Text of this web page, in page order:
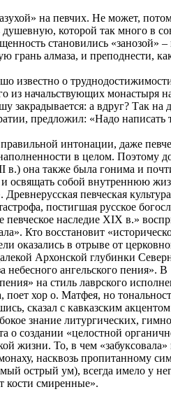
на певчих. Не может,
которой так много в
становились «занозой»
алмаза, и преподнести,
о
начальствующих монастыря
а вдруг? Так
предложил: «Надо
интонации, даже
в целом. Поэтому
она также была гонима и
освящать собой внутреннюю
певческая
постигшая русское
наследие ХIХ в.»
Кто восстановит
оказались в отрыве от
Архонской глубинки
ангельского
на стиль лаврского
хор о. Матфея, но
сказал с кавказским
знание литургических,
о создании «целостной
жизни. То, в чем
насквозь пропитанному
острый ум), всегда имело у
кости смиренные».